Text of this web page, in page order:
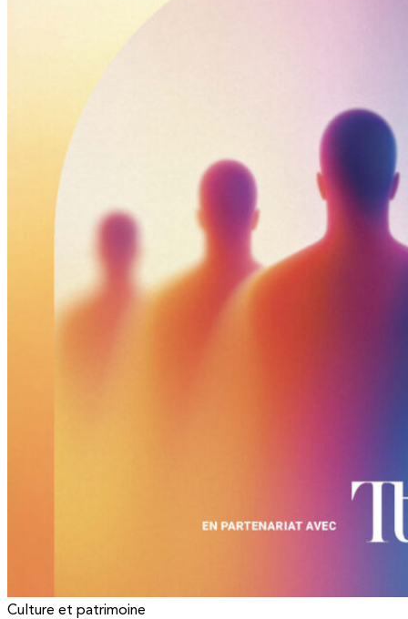
Culture et patrimoine